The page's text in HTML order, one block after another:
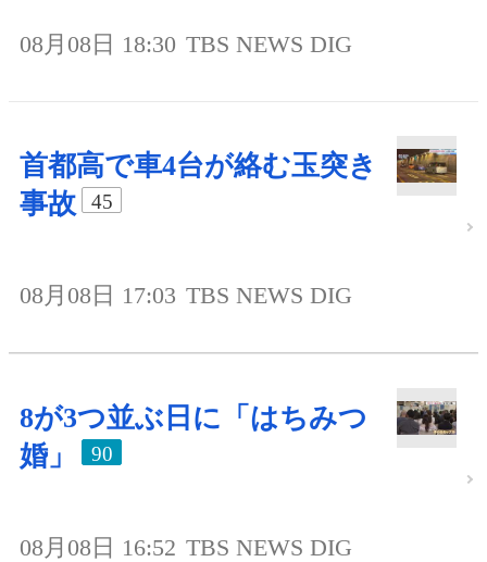
08月08日 18:30 TBS NEWS DIG
首都高で車4台が絡む玉突き
事故
45
08月08日 17:03 TBS NEWS DIG
8が3つ並ぶ日に「はちみつ
婚」
90
08月08日 16:52 TBS NEWS DIG